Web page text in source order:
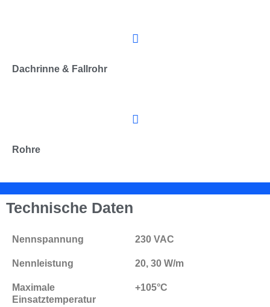
Dachrinne & Fallrohr
Rohre
Technische Daten
Nennspannung
Nennleistung
Maximale
Einsatztemperatur
230 VAC
20, 30 W/m
+105°C